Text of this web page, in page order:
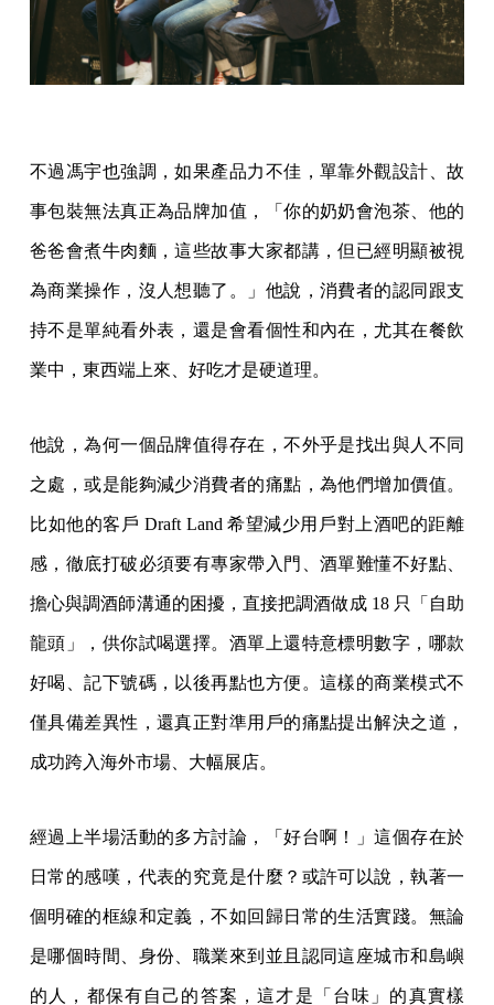
不過馮宇也強調，如果產品力不佳，單靠外觀設計、故
事包裝無法真正為品牌加值，「你的奶奶會泡茶、他的
爸爸會煮牛肉麵，這些故事大家都講，但已經明顯被視
為商業操作，沒人想聽了。」他說，消費者的認同跟支
持不是單純看外表，還是會看個性和內在，尤其在餐飲
業中，東西端上來、好吃才是硬道理。
他說，為何一個品牌值得存在，不外乎是找出與人不同
之處，或是能夠減少消費者的痛點，為他們增加價值。
比如他的客戶 Draft Land 希望減少用戶對上酒吧的距離
感，徹底打破必須要有專家帶入門、酒單難懂不好點、
擔心與調酒師溝通的困擾，直接把調酒做成 18 只「自助
龍頭」，供你試喝選擇。酒單上還特意標明數字，哪款
好喝、記下號碼，以後再點也方便。這樣的商業模式不
僅具備差異性，還真正對準用戶的痛點提出解決之道，
成功跨入海外市場、大幅展店。
經過上半場活動的多方討論，「好台啊！」這個存在於
日常的感嘆，代表的究竟是什麼？或許可以說，執著一
個明確的框線和定義，不如回歸日常的生活實踐。無論
是哪個時間、身份、職業來到並且認同這座城市和島嶼
的人，都保有自己的答案，這才是「台味」的真實樣